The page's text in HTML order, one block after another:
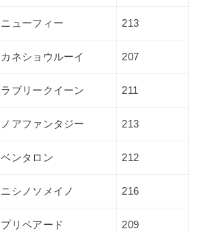
ニューフィー 213
カネショウルーイ 207
ラブリークイーン 211
ノアファンタジー 213
ベンタロン 212
ニシノソメイノ 216
プリペアード 209